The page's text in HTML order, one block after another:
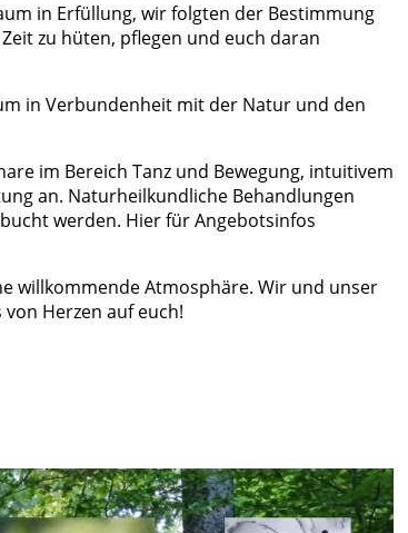
in Erfüllung, wir folgten der Bestimmung
zu hüten, pflegen und euch daran
in Verbundenheit mit der Natur und den
im Bereich Tanz und Bewegung, intuitivem
an. Naturheilkundliche Behandlungen
werden. Hier für Angebotsinfos
willkommende Atmosphäre. Wir und unser
Herzen auf euch!